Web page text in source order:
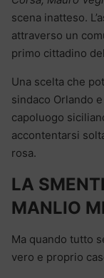
scena inatteso.
attraverso un
primo cittadino
Una scelta che
sindaco Orlando
capoluogo
accontentarsi
rosa.
LA
MANLIO
Ma quando tutto
vero e proprio